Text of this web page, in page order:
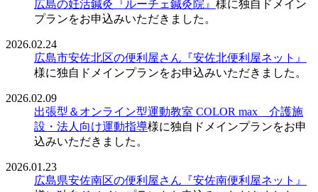
広島の妊活鍼灸『ルーチェ鍼灸院』 様に独自ドメイン
プランをお申込みいただきました。
2026.02.24
広島市安佐北区の便利屋さん『安佐北便利屋ネット』
様に独自ドメインプランをお申込みいただきました。
2026.02.09
出張型＆オンライン型運動教室 COLOR max 介護施
設・法人向け運動指導様に独自ドメインプランをお申
込みいただきました。
2026.01.23
広島県安佐南区の便利屋さん『安佐南便利屋ネット』